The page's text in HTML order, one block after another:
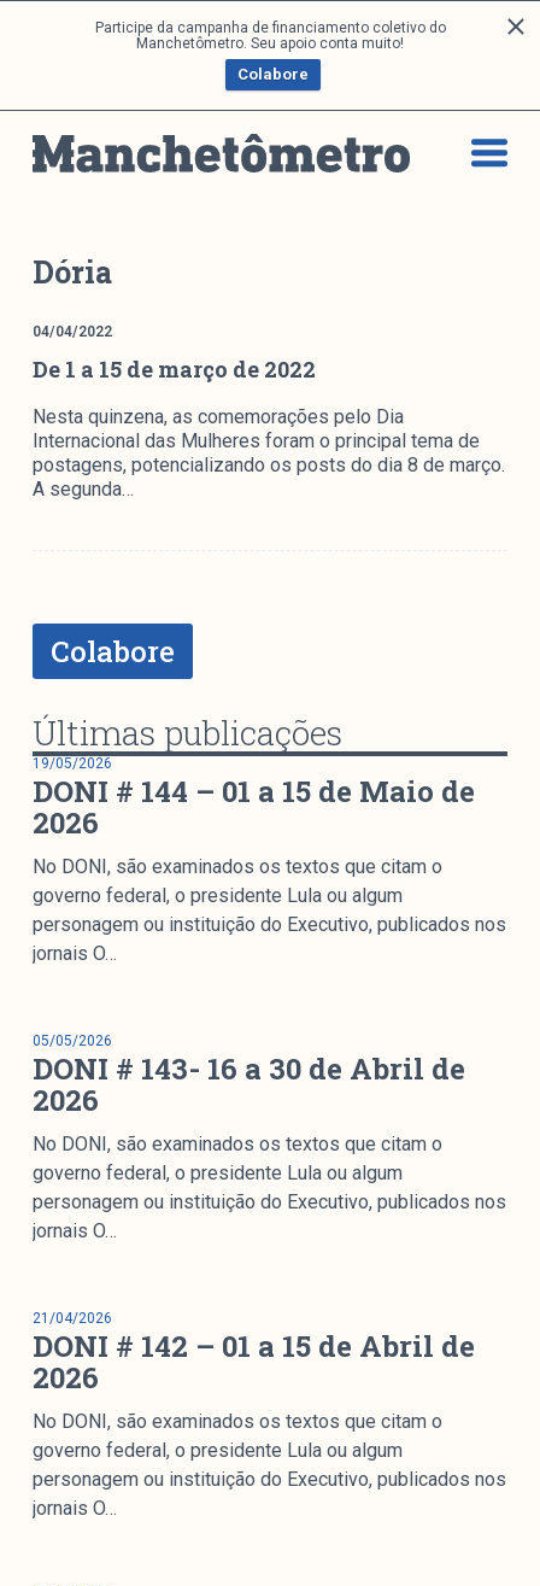
Participe da campanha de financiamento coletivo do
Manchetômetro. Seu apoio conta muito!
Colabore
a
p
o
n
e
ú
d
Análises
DONI
Boletim M
M Facebook
M Instagram
Arquivos
Mediómetro
Boletim da Pluralidade M
Entrevistas M
O Manchetômetro é um site de acompanhamento da
cobertura da grande mídia sobre temas de economia e
Diretório de Grupos de Pesquisa do CNPq e é sediado
no Instituto de Estudos Sociais e Políticos (IESP) da
Universidade do Estado do Rio de Janeiro (UERJ). O
Manchetômetro não tem filiação com partidos ou grupos
econômicos.
Institucional
Nossa História
Metodologia
Equipe
Na Mídia
Dória
04/04/2022
De 1 a 15 de março de 2022
Nesta quinzena, as comemorações pelo Dia
Internacional das Mulheres foram o principal tema de
postagens, potencializando os posts do dia 8 de março.
A segunda…
Colabore
Últimas publicações
19/05/2026
DONI # 144 – 01 a 15 de Maio de
2026
No DONI, são examinados os textos que citam o
governo federal, o presidente Lula ou algum
personagem ou instituição do Executivo, publicados nos
jornais O…
05/05/2026
DONI # 143- 16 a 30 de Abril de
2026
No DONI, são examinados os textos que citam o
governo federal, o presidente Lula ou algum
personagem ou instituição do Executivo, publicados nos
jornais O…
21/04/2026
DONI # 142 – 01 a 15 de Abril de
2026
No DONI, são examinados os textos que citam o
governo federal, o presidente Lula ou algum
personagem ou instituição do Executivo, publicados nos
jornais O…